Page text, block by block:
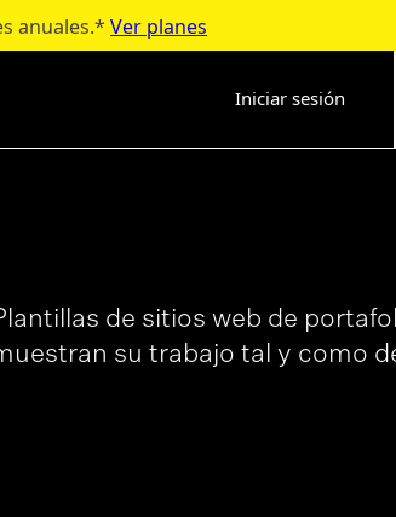
anuales.* Ver planes
Iniciar sesión
de sitios web de
su trabajo tal y como